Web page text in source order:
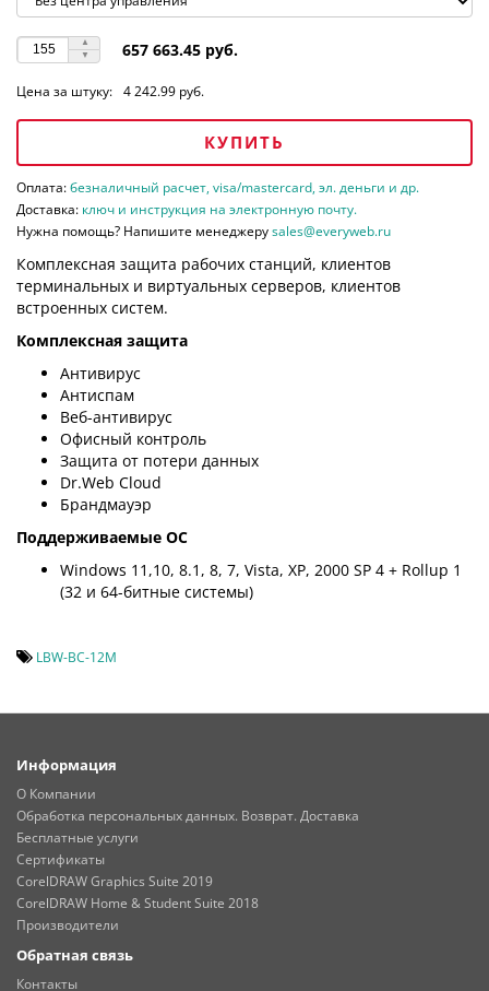
657 663.45 руб.
Цена за штуку: 4 242.99 руб.
КУПИТЬ
Оплата:безналичный расчет, visa/mastercard, эл. деньги и др.
Доставка: ключ и инструкция на электронную почту.
Нужна помощь? Напишите менеджеруsales@everyweb.ru
Комплексная защита рабочих станций, клиентов
терминальных и виртуальных серверов, клиентов
встроенных систем.
Комплексная защита
Антивирус
Антиспам
Веб-антивирус
Офисный контроль
Защита от потери данных
Dr.Web Cloud
Брандмауэр
Поддерживаемые ОС
Windows 11,10, 8.1, 8, 7, Vista, XP, 2000 SP 4 + Rollup 1
(32 и 64-битные системы)
LBW-BC-12M
Информация
О Компании
Обработка персональных данных. Возврат. Доставка
Бесплатные услуги
Сертификаты
CorelDRAW Graphics Suite 2019
CorelDRAW Home & Student Suite 2018
Производители
Обратная связь
Контакты